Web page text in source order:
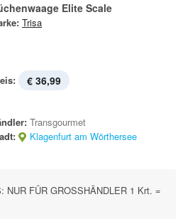
Elite Scale
Trisa
€ 36,99
Transgourmet
Klagenfurt am Wörthersee
NUR FÜR GROSSHÄNDLER 1 Krt. =